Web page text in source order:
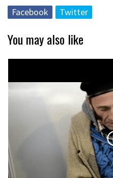
Facebook Twitter
You may also like